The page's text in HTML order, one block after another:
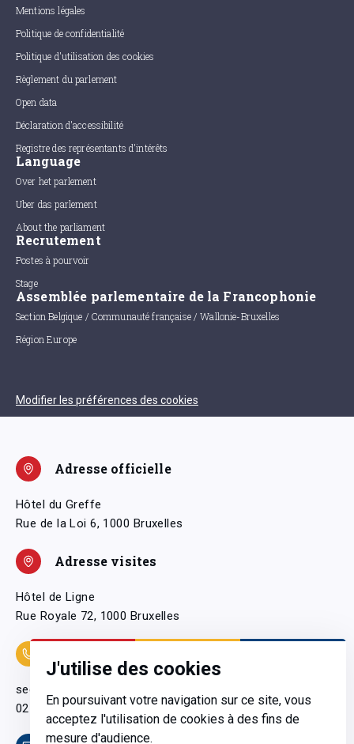
J'utilise des cookies
En poursuivant votre navigation sur ce site, vous
acceptez l'utilisation de cookies à des fins de
mesure d'audience.
Mentions légales
Politique de confidentialité
Politique d'utilisation des cookies
Règlement du parlement
Open data
Déclaration d'accessibilité
Registre des représentants d'intérêts
Language
Over het parlement
Uber das parlement
About the parliament
Recrutement
Postes à pourvoir
Stage
Assemblée parlementaire de la Francophonie
Section Belgique / Communauté française / Wallonie-Bruxelles
Région Europe
Modifier les préférences des cookies
Adresse officielle
Hôtel du Greffe
Rue de la Loi 6, 1000 Bruxelles
Adresse visites
Hôtel de Ligne
Rue Royale 72, 1000 Bruxelles
secretariatgeneral@pfwb.be
02 506 38 11